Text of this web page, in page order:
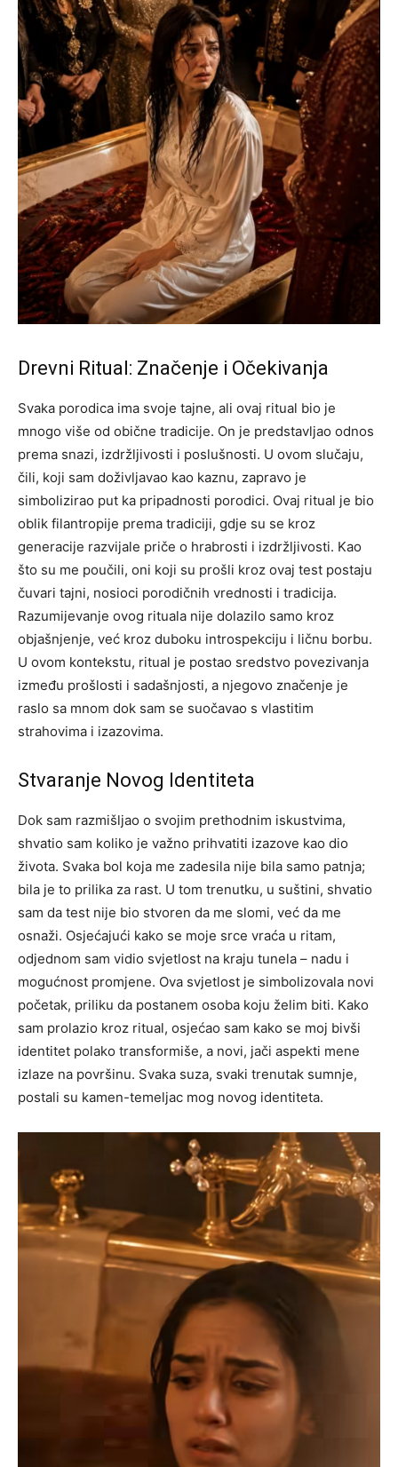
Drevni Ritual: Značenje i Očekivanja
Svaka porodica ima svoje tajne, ali ovaj ritual bio je
mnogo više od obične tradicije. On je predstavljao odnos
prema snazi, izdržljivosti i poslušnosti. U ovom slučaju,
čili, koji sam doživljavao kao kaznu, zapravo je
simbolizirao put ka pripadnosti porodici. Ovaj ritual je bio
oblik filantropije prema tradiciji, gdje su se kroz
generacije razvijale priče o hrabrosti i izdržljivosti. Kao
što su me poučili, oni koji su prošli kroz ovaj test postaju
čuvari tajni, nosioci porodičnih vrednosti i tradicija.
Razumijevanje ovog rituala nije dolazilo samo kroz
objašnjenje, već kroz duboku introspekciju i ličnu borbu.
U ovom kontekstu, ritual je postao sredstvo povezivanja
između prošlosti i sadašnjosti, a njegovo značenje je
raslo sa mnom dok sam se suočavao s vlastitim
strahovima i izazovima.
Stvaranje Novog Identiteta
Dok sam razmišljao o svojim prethodnim iskustvima,
shvatio sam koliko je važno prihvatiti izazove kao dio
života. Svaka bol koja me zadesila nije bila samo patnja;
bila je to prilika za rast. U tom trenutku, u suštini, shvatio
sam da test nije bio stvoren da me slomi, već da me
osnaži. Osjećajući kako se moje srce vraća u ritam,
odjednom sam vidio svjetlost na kraju tunela – nadu i
mogućnost promjene. Ova svjetlost je simbolizovala novi
početak, priliku da postanem osoba koju želim biti. Kako
sam prolazio kroz ritual, osjećao sam kako se moj bivši
identitet polako transformiše, a novi, jači aspekti mene
izlaze na površinu. Svaka suza, svaki trenutak sumnje,
postali su kamen-temeljac mog novog identiteta.